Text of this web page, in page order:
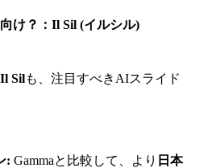
け？：Il Sil (イルシル)
Il Silも、注目すべきAIスライド
: Gammaと比較して、より 日本